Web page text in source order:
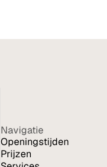
Navigatie
Openingstijden
Prijzen